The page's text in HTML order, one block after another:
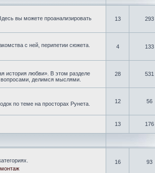
вы можете проанализировать
13 293
с ней, перипетии сюжета.
4 133
история любви». В этом разделе
делимся мыслями.
28 531
по теме на просторах Рунета. 12 56
13 176
16 93